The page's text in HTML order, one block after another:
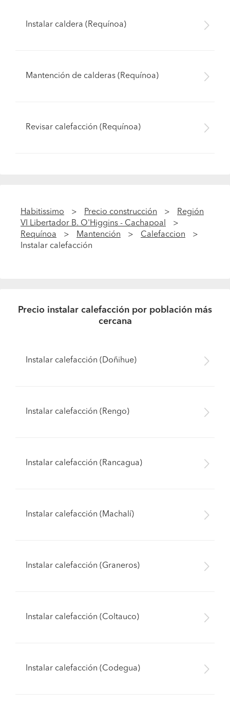
Instalar caldera (Requínoa)
Mantención de calderas (Requínoa)
Revisar calefacción (Requínoa)
Habitissimo Precio construcción
Región
VI Libertador B. O'Higgins - Cachapoal
Requínoa
Mantención
Calefaccion
Instalar calefacción
Precio instalar calefacción por población más
cercana
Instalar calefacción (Doñihue)
Instalar calefacción (Rengo)
Instalar calefacción (Rancagua)
Instalar calefacción (Machalí)
Instalar calefacción (Graneros)
Instalar calefacción (Coltauco)
Instalar calefacción (Codegua)